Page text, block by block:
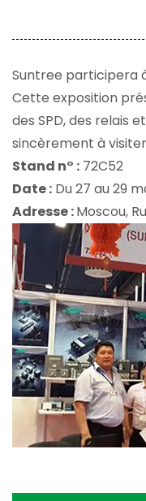
Suntree participera à
Cette exposition
des SPD, des relais
sincèrement à
Stand n° : 72C52
Date : Du 27 au 29
Adresse :Moscou,